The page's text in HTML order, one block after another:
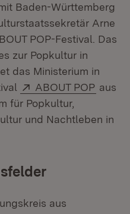
Baden-Württemberg
Arne
POP-Festival. Das
zur Popkultur in
das Ministerium in
Extern:
ABOUT POP aus
für Popkultur,
und Nachtleben in
aus